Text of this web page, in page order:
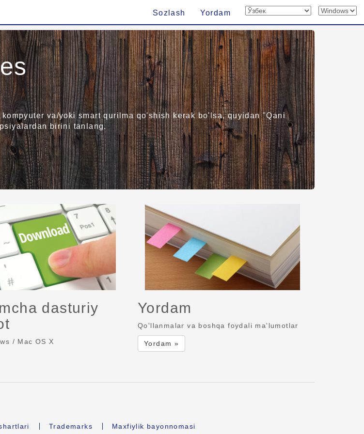
Sozlash Yordam
va/yoki smart qurilma qo'shish kerak bo'lsa, quyidan "Qani
birini tanlang.
dasturiy
/ Mac OS X
Yordam
Qo'llanmalar va boshqa foydali ma'lumotlar
Yordam »
Trademarks Maxfiylik bayonnomasi